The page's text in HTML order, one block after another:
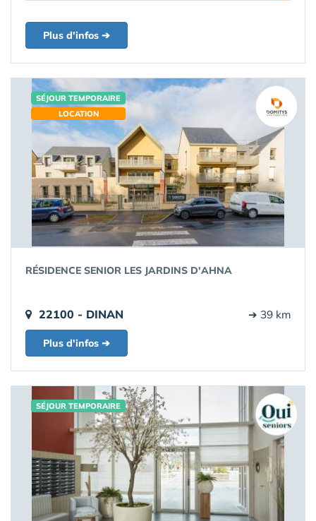
Plus d'infos ➔
SÉJOUR TEMPORAIRE
LOCATION
RÉSIDENCE SENIOR LES JARDINS D'AHNA
22100 - DINAN ➔ 39 km
Plus d'infos ➔
SÉJOUR TEMPORAIRE